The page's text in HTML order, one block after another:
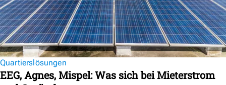
Quartierslösungen
EEG, Agnes, Mispel: Was sich bei Mieterstrom